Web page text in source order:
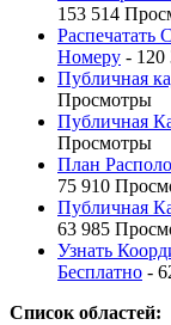
153 514
Номеру - 120
Публичная
Просмотры
Публичная
Просмотры
План
75 910
Публичная
63 985
Узнать
Бесплатно -
Список областей: